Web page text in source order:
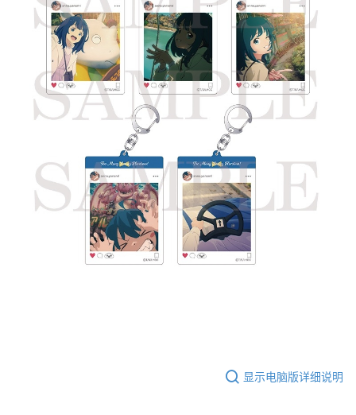
每笔NT$220
黑貓宅配-貨到付款
每笔NT$150
显示电脑版详细说明